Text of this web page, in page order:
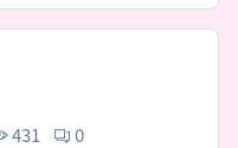
431 0